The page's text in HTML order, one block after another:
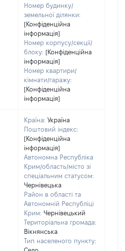
Номер будинку/
земельної ділянки:
[Конфіденційна
інформація]
Номер корпусу/секції/
блоку: [Конфіденційна
інформація]
Номер квартири/
кімнати/гаражу:
[Конфіденційна
інформація]
Країна: Україна
Поштовий індекс:
[Конфіденційна
інформація]
Автономна Республіка
Крим/область/місто зі
спеціальним статусом:
Чернівецька
Район в області та
Автономній Республіці
Крим: Чернівецький
Територіальна громада:
Вікнянська
Тип населеного пункту: